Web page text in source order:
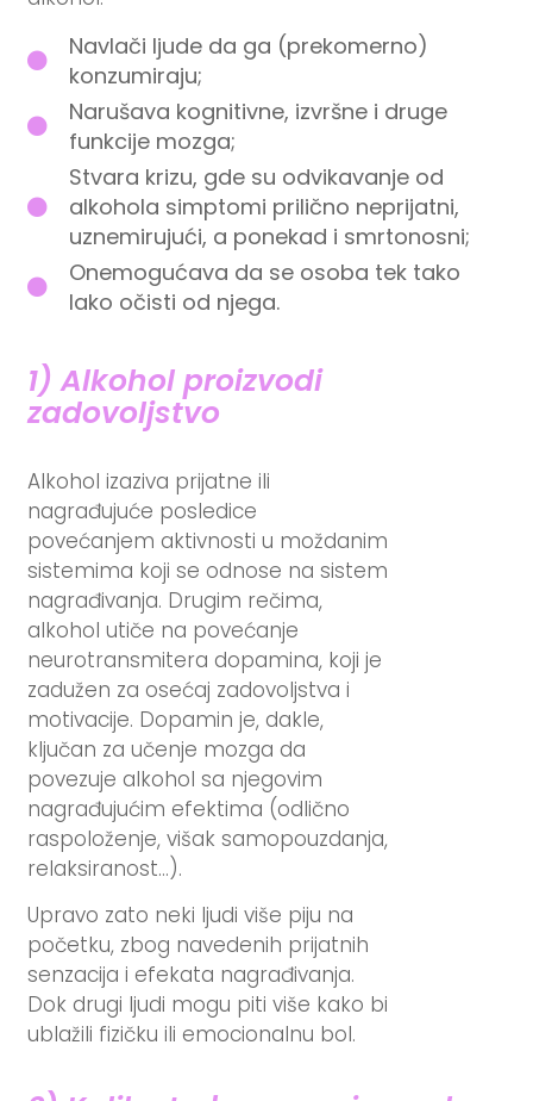
Navlači ljude da ga (prekomerno)
konzumiraju;
Narušava kognitivne, izvršne i druge
funkcije mozga;
Stvara krizu, gde su odvikavanje od
alkohola simptomi prilično neprijatni,
uznemirujući, a ponekad i smrtonosni;
Onemogućava da se osoba tek tako
lako očisti od njega.
1) Alkohol proizvodi
zadovoljstvo
Alkohol izaziva prijatne ili
nagrađujuće posledice
povećanjem aktivnosti u moždanim
sistemima koji se odnose na sistem
nagrađivanja. Drugim rečima,
alkohol utiče na povećanje
neurotransmitera dopamina, koji je
zadužen za osećaj zadovoljstva i
motivacije. Dopamin je, dakle,
ključan za učenje mozga da
povezuje alkohol sa njegovim
nagrađujućim efektima (odlično
raspoloženje, višak samopouzdanja,
relaksiranost…).
Upravo zato neki ljudi više piju na
početku, zbog navedenih prijatnih
senzacija i efekata nagrađivanja.
Dok drugi ljudi mogu piti više kako bi
ublažili fizičku ili emocionalnu bol.